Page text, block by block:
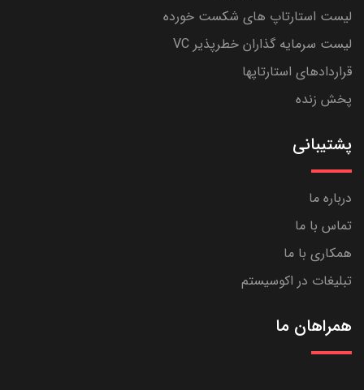
لیست استارتاپ های شکست خورده
لیست سرمایه گذاران خطرپذیر VC
قراردادهای استارتاپها
پخش زنده
پشتیبانی
درباره ما
تماس با ما
همکاری با ما
تبلیغات در اکوسیستم
همراهان ما